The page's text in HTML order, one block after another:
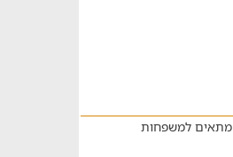
מתאים למשפחות